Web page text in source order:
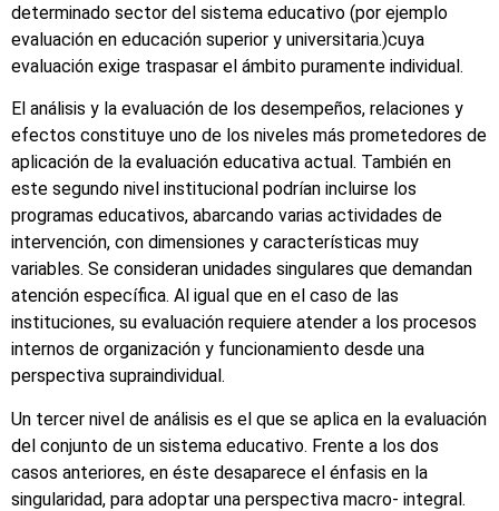
determinado sector del sistema educativo (por ejemplo
evaluación en educación superior y universitaria.)cuya
evaluación exige traspasar el ámbito puramente individual.
El análisis y la evaluación de los desempeños, relaciones y
efectos constituye uno de los niveles más prometedores de
aplicación de la evaluación educativa actual. También en
este segundo nivel institucional podrían incluirse los
programas educativos, abarcando varias actividades de
intervención, con dimensiones y características muy
variables. Se consideran unidades singulares que demandan
atención específica. Al igual que en el caso de las
instituciones, su evaluación requiere atender a los procesos
internos de organización y funcionamiento desde una
perspectiva supraindividual.
Un tercer nivel de análisis es el que se aplica en la evaluación
del conjunto de un sistema educativo. Frente a los dos
casos anteriores, en éste desaparece el énfasis en la
singularidad, para adoptar una perspectiva macro- integral.